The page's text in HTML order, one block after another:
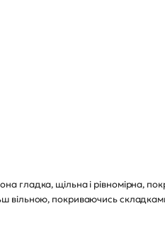
гладка, щільна і рівномірна,
вільною, покриваючись